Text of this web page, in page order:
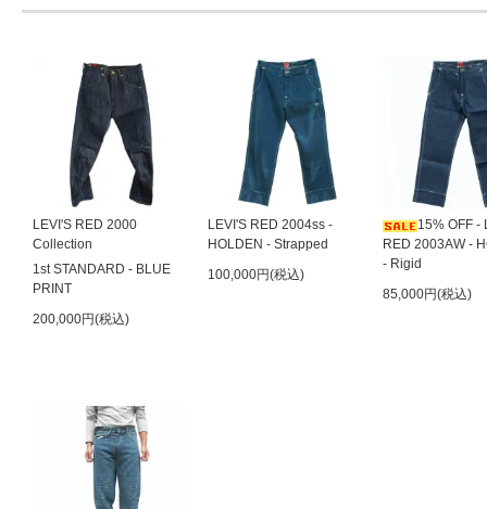
LEVI'S RED 2000
Collection
1st STANDARD - BLUE
PRINT
200,000円(税込)
LEVI'S RED 2004ss -
HOLDEN - Strapped
100,000円(税込)
15% OFF -
RED 2003AW -
- Rigid
85,000円(税込)